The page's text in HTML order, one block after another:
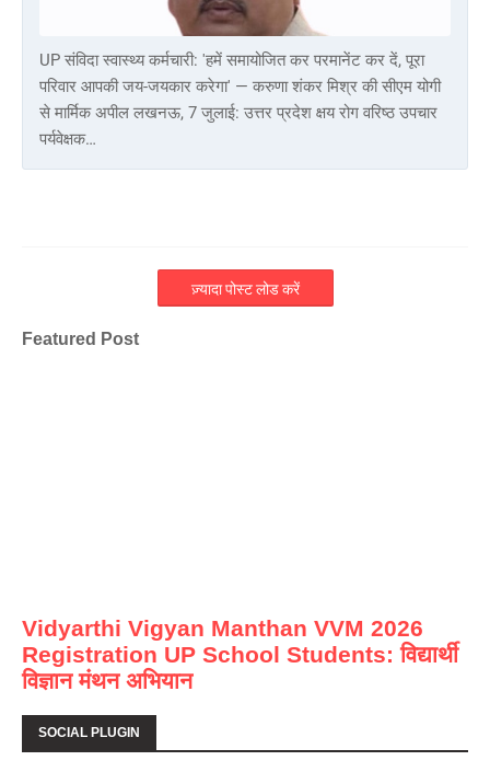
UP संविदा स्वास्थ्य कर्मचारी: 'हमें समायोजित कर परमानेंट कर दें, पूरा
परिवार आपकी जय-जयकार करेगा' — करुणा शंकर मिश्र की सीएम योगी
से मार्मिक अपील लखनऊ, 7 जुलाई: उत्तर प्रदेश क्षय रोग वरिष्ठ उपचार
पर्यवेक्षक…
ज़्यादा पोस्ट लोड करें
Featured Post
Vidyarthi Vigyan Manthan VVM 2026
Registration UP School Students: विद्यार्थी
विज्ञान मंथन अभियान
SOCIAL PLUGIN